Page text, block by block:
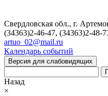
Свердловская обл., г.
(34363)2-46-47, (34363)2-48-
artuo_02@mail.ru
Календарь событий
Версия для слабовидящих
Назад
×